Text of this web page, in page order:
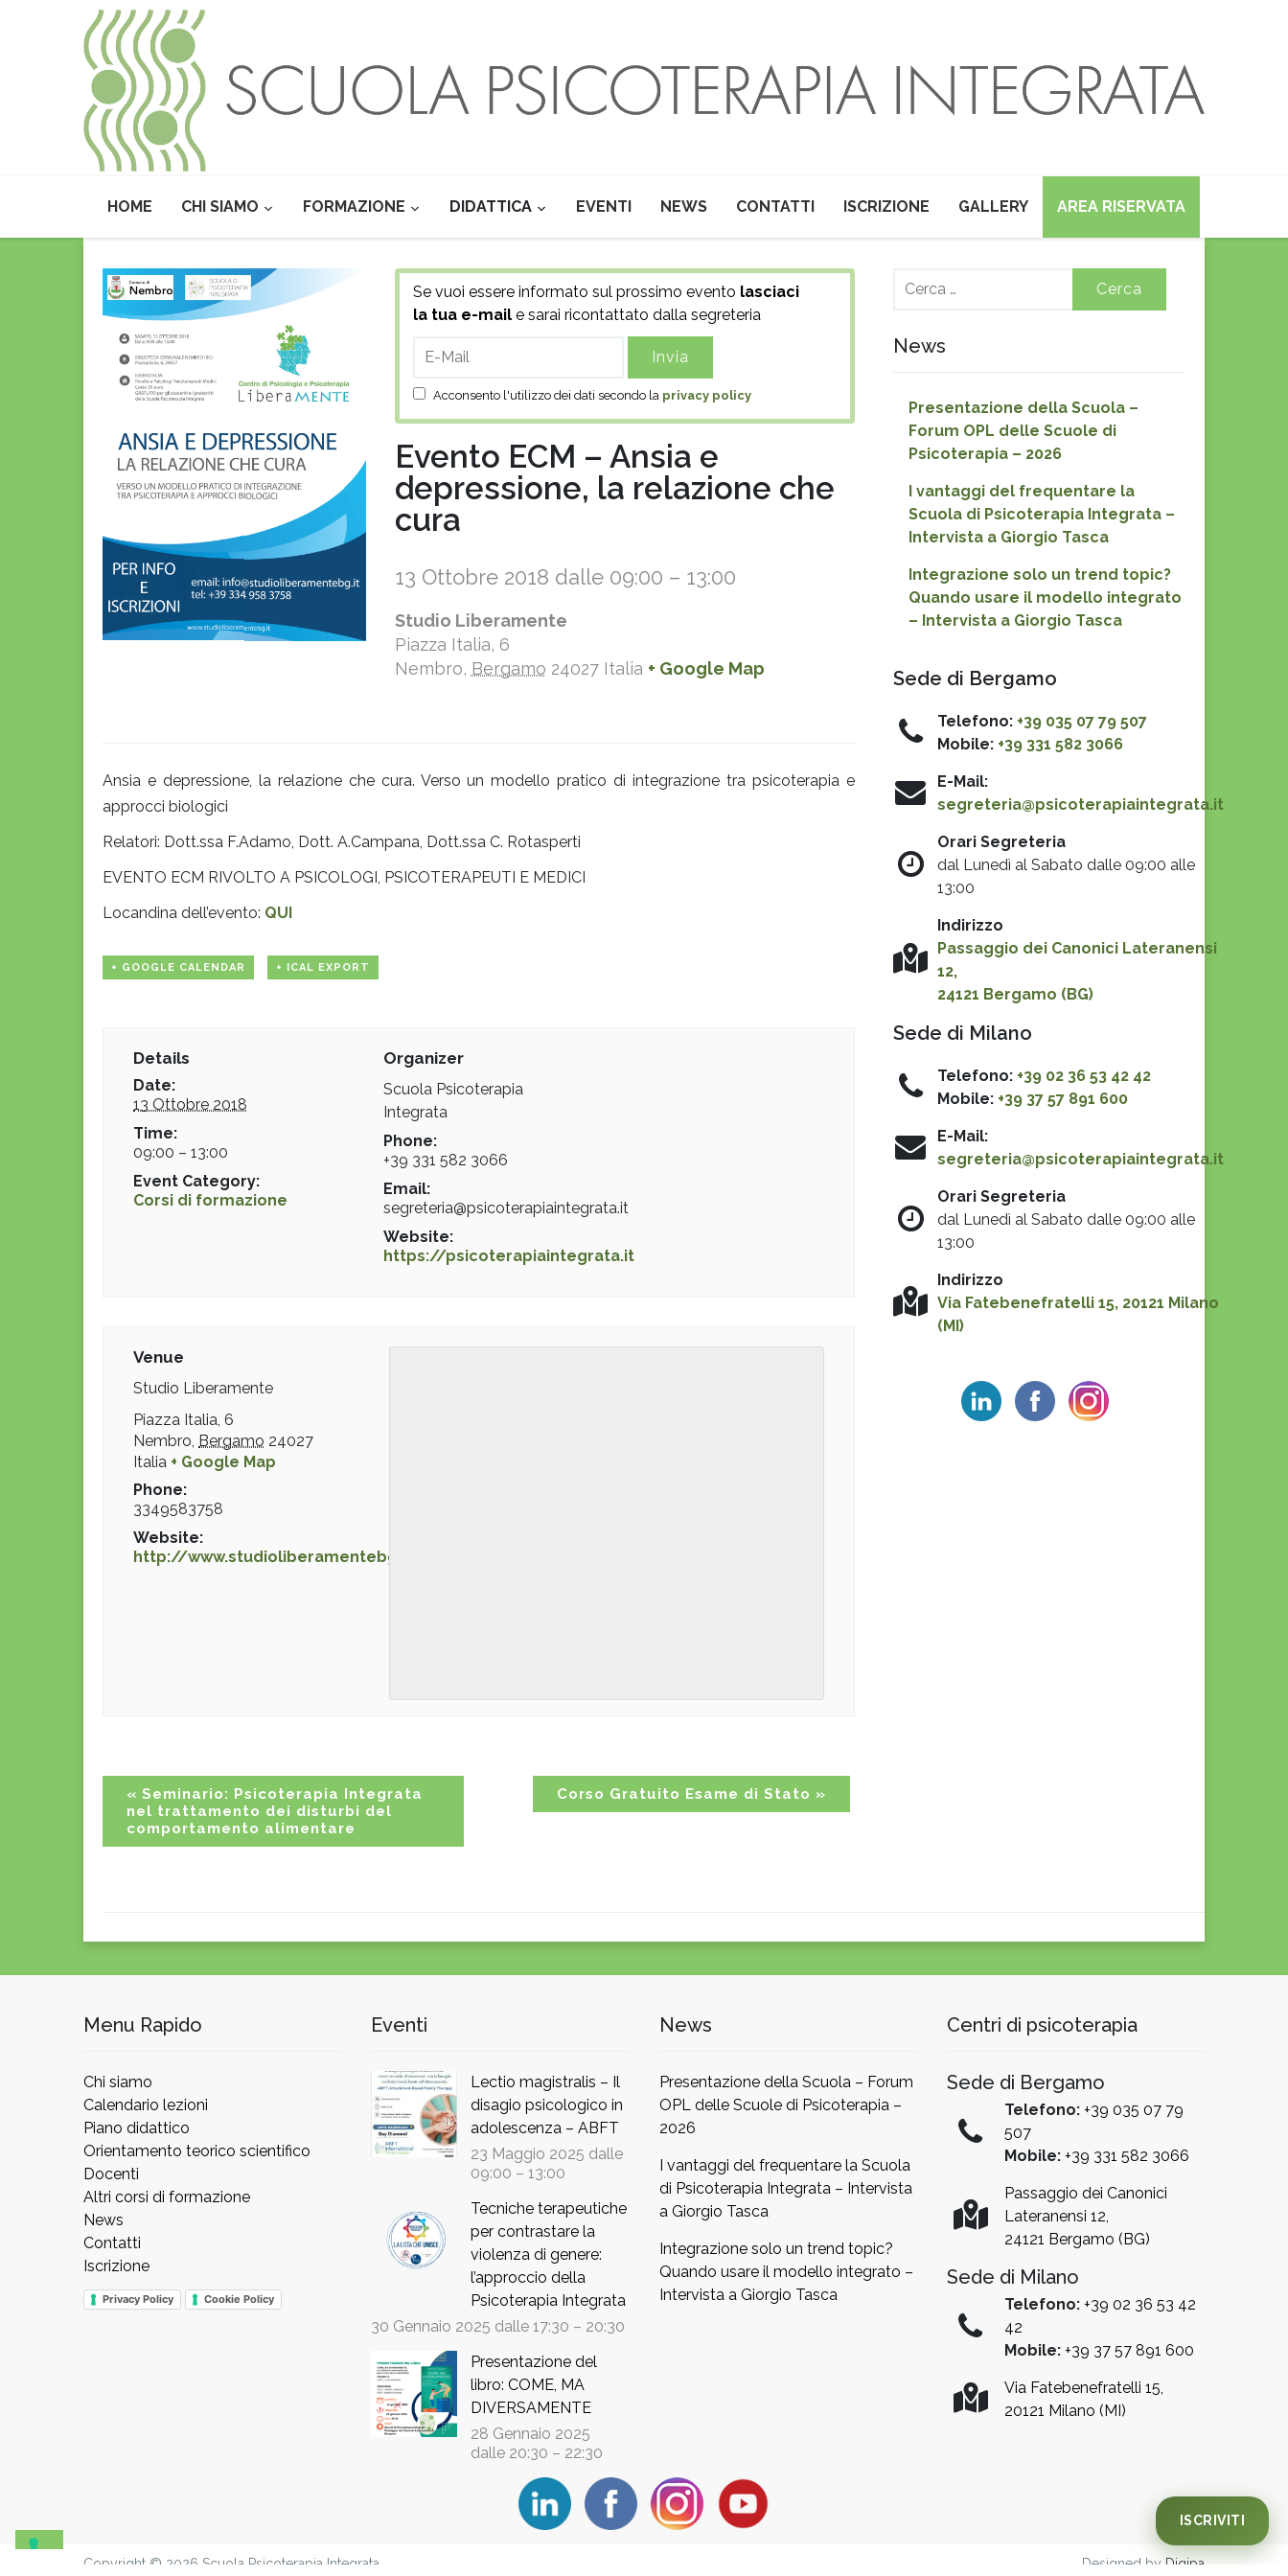
HOME CHI SIAMO FORMAZIONE DIDATTICA EVENTI NEWS CONTATTI ISCRIZIONE GALLERY AREA RISERVATA
Se vuoi essere informato sul prossimo evento lasciaci
la tua e-maile sarai ricontattato dalla segreteria
E-
Acconsento l'utilizzo dei dati secondo la privacy policy
Evento ECM – Ansia e
depressione, la relazione che
cura
13 Ottobre 2018 dalle 09:00 – 13:00
Studio Liberamente
Piazza Italia, 6
Nembro, Bergamo 24027 Italia + Google Map
Ansia e depressione, la relazione che cura. Verso un modello pratico di integrazione tra psicoterapia e
approcci biologici
Relatori: Dott.ssa F.Adamo, Dott. A.Campana, Dott.ssa C. Rotasperti
EVENTO ECM RIVOLTO A PSICOLOGI, PSICOTERAPEUTI E MEDICI
Locandina dell’evento: QUI
+ GOOGLE CALENDAR + ICAL EXPORT
Details
Date:
13 Ottobre 2018
Time:
09:00 – 13:00
Event Category:
Corsi di formazione
Organizer
Scuola Psicoterapia
Integrata
Phone:
+39 331 582 3066
Email:
segreteria@psicoterapiaintegrata.it
Website:
https://psicoterapiaintegrata.it
Venue
Studio Liberamente
Piazza Italia, 6
Nembro, Bergamo 24027
Italia + Google Map
Phone:
3349583758
Website:
http://www.studioliberamentebg.it/
Event
Navigation
« Seminario: Psicoterapia Integrata
nel trattamento dei disturbi del
comportamento alimentare
Corso Gratuito Esame di Stato »
Ricerca
News
Presentazione della Scuola –
Forum OPL delle Scuole di
Psicoterapia – 2026
I vantaggi del frequentare la
Scuola di Psicoterapia Integrata –
Intervista a Giorgio Tasca
Integrazione solo un trend topic?
Quando usare il modello integrato
– Intervista a Giorgio Tasca
Sede di Bergamo
Telefono: +39 035 07 79 507
Mobile: +39 331 582 3066
E-Mail:
segreteria@psicoterapiaintegrata.it
Orari Segreteria
dal Lunedì al Sabato dalle 09:00 alle
13:00
Indirizzo
Passaggio dei Canonici Lateranensi
12,
24121 Bergamo (BG)
Sede di Milano
Telefono: +39 02 36 53 42 42
Mobile: +39 37 57 891 600
E-Mail:
segreteria@psicoterapiaintegrata.it
Orari Segreteria
dal Lunedì al Sabato dalle 09:00 alle
13:00
Indirizzo
Via Fatebenefratelli 15, 20121 Milano
(MI)
Menu Rapido
Chi siamo
Calendario lezioni
Piano didattico
Orientamento teorico scientifico
Docenti
Altri corsi di formazione
News
Contatti
Iscrizione
Privacy Policy Cookie Policy
Eventi
Lectio magistralis – Il
disagio psicologico in
adolescenza – ABFT
23 Maggio 2025 dalle
09:00 –13:00
Tecniche terapeutiche
per contrastare la
violenza di genere:
l’approccio della
Psicoterapia Integrata
30 Gennaio 2025 dalle 17:30 – 20:30
Presentazione del
libro: COME, MA
DIVERSAMENTE
28 Gennaio 2025
dalle 20:30 – 22:30
News
Presentazione della Scuola – Forum
OPL delle Scuole di Psicoterapia –
2026
I vantaggi del frequentare la Scuola
di Psicoterapia Integrata – Intervista
a Giorgio Tasca
Integrazione solo un trend topic?
Quando usare il modello integrato –
Intervista a Giorgio Tasca
Centri di psicoterapia
Sede di Bergamo
Telefono: +39 035 07 79
507
Mobile: +39 331 582 3066
Passaggio dei Canonici
Lateranensi 12,
24121 Bergamo (BG)
Sede di Milano
Telefono: +39 02 36 53 42
42
Mobile: +39 37 57 891 600
Via Fatebenefratelli 15,
20121 Milano (MI)
Copyright © 2026 Scuola Psicoterapia Integrata Designed by Digipa
Iscrizione AA 27/28